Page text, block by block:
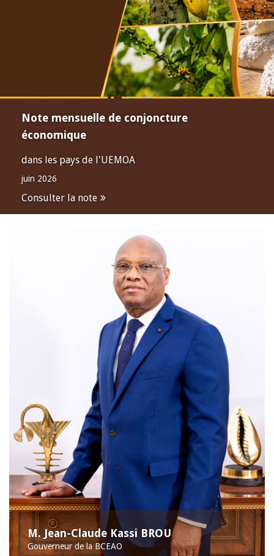
Note mensuelle de conjoncture
économique
dans les pays de l'UEMOA
juin 2026
Consulter la note
M. Jean-Claude Kassi BROU
Gouverneur de la BCEAO